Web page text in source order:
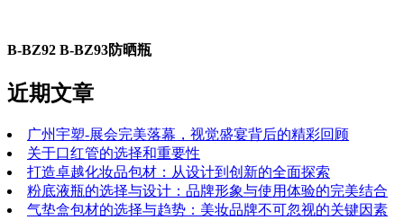
B-BZ92 B-BZ93防晒瓶
近期文章
广州宇塑-展会完美落幕，视觉盛宴背后的精彩回顾
关于口红管的选择和重要性
打造卓越化妆品包材：从设计到创新的全面探索
粉底液瓶的选择与设计：品牌形象与使用体验的完美结合
气垫盒包材的选择与趋势：美妆品牌不可忽视的关键因素